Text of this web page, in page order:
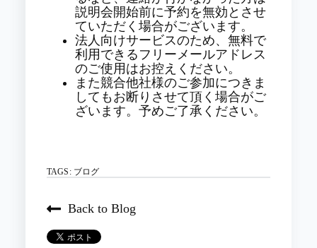
説明会開始前に予約を無効とさせ
ていただく場合がございます。
法人向けサービスのため、無料で
利用できるフリーメールアドレス
のご使用はお控えください。
また競合他社様のご参加につきま
してもお断りさせて頂く場合がご
ざいます。予めご了承ください。
TAGS: ブログ
Back to Blog